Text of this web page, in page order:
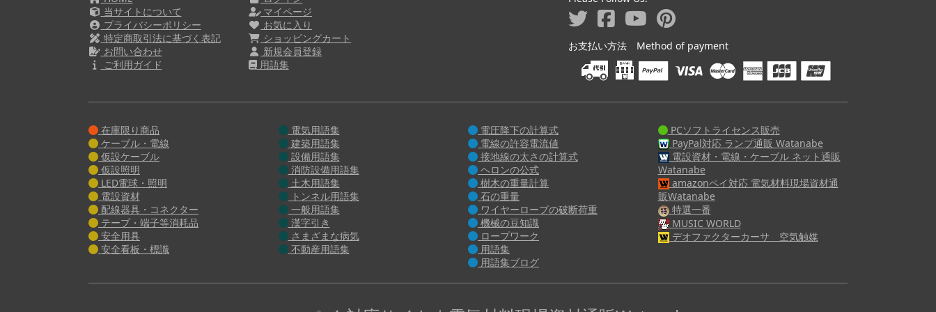
当サイトについて
プライバシーポリシー
特定商取引法に基づく表記
お問い合わせ
ご利用ガイド
マイページ
お気に入り
ショッピングカート
新規会員登録
用語集
お支払い方法 Method of payment
在庫限り商品
ケーブル・電線
仮設ケーブル
仮設照明
LED電球・照明
電設資材
配線器具・コネクター
テープ・端子等消耗品
安全用具
安全看板・標識
電気用語集
建築用語集
設備用語集
消防設備用語集
土木用語集
トンネル用語集
一般用語集
漢字引き
さまざまな病気
不動産用語集
電圧降下の計算式
電線の許容電流値
接地線の太さの計算式
ヘロンの公式
樹木の重量計算
石の重量
ワイヤーロープの破断荷重
機械の豆知識
ロープワーク
用語集
用語集ブログ
PCソフトライセンス販売
PayPal対応 ランプ通販 Watanabe
電設資材・電線・ケーブル ネット通販
Watanabe
amazonペイ対応 電気材料現場資材通
販Watanabe
特選一番
MUSIC WORLD
デオファクターカーサ 空気触媒